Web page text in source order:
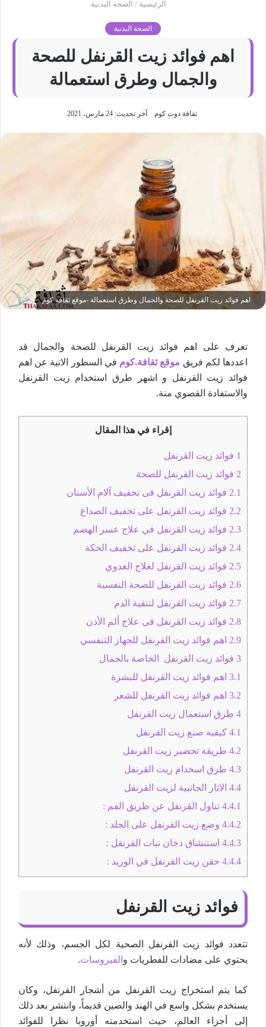
الرئيسية / الصحة البدنية
الصحة البدنية
اهم فوائد زيت القرنفل للصحة
والجمال وطرق استعمالة
ثقافة دوت كوم آخر تحديث: 24 مارس، 2021
اهم فوائد زيت القرنفل للصحة والجمال وطرق استعمالة -موقع ثقافة.كوم
تعرف على اهم فوائد زيت القرنفل للصحة والجمال قد
اعددها لكم فريق موقع ثقافة.كوم في السطور الاتية عن اهم
فوائد زيت القرنفل و اشهر طرق استخدام زيت القرنفل
والاستفادة القصوي منة.
إقراء في هذا المقال
1 فوائد زيت القرنفل
2 فوائد زيت القرنفل للصحة
2.1 فوائد زيت القرنفل فى تخفيف آلام الأسنان
2.2 فوائد زيت القرنفل على تخفيف الصداع
2.3 فوائد زيت القرنفل في علاج عسر الهضم
2.4 فوائد زيت القرنفل على تخفيف الحكة
2.5 فوائد زيت القرنفل لعلاج العدوي
2.6 فوائد زيت القرنفل للصحة النفسية
2.7 فوائد زيت القرنفل لتنقية الدم
2.8 فوائد زيت القرنفل فى علاج ألم الأذن
2.9 اهم فوائد زيت القرنفل للجهاز التنفسي
3 فوائد زيت القرنفل الخاصة بالجمال
3.1 اهم فوائد زيت القرنفل للبشرة
3.2 اهم فوائد زيت القرنفل للشعر
4 طرق استعمال زيت القرنفل
4.1 كيفيه صنع زيت القرنفل
4.2 طريقة تحضير زيت القرنفل
4.3 طرق اسخدام زيت القرنفل
4.4 الاثار الجانبية لزيت القرنفل
4.4.1 تناول القرنفل عن طريق الفم :
4.4.2 وضع زيت القرنفل على الجلد :
4.4.3 استنشاق دخان نبات القرنفل :
4.4.4 حقن زيت القرنفل في الوريد :
فوائد زيت القرنفل
تتعدد فوائد زيت القرنفل الصحية لكل الجسم، وذلك لأنه
يحتوي على مضادات للفطريات و الفيروسات.
كما يتم استخراج زيت القرنفل من أشجار القرنفل، وكان
يستخدم بشكل واسع في الهند والصين قديماً، وانتشر بعد ذلك
إلى أجزاء العالم، حيث استخدمته أوروبا نظرا للفوائد